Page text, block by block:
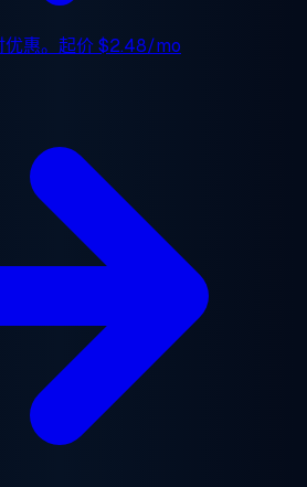
优惠。起价$2.48/mo